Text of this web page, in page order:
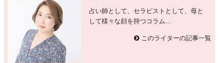
占い師として、セラピストとして、母と
して様々な顔を持つコラム...
このライターの記事一覧